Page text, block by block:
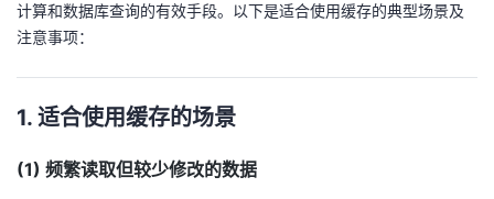
页
开
发
者
我
计算和数据库查询的有效手段。以下是适合使用缓存的典型场景及
注意事项：
1. 适合使用缓存的场景
(1) 频繁读取但较少修改的数据